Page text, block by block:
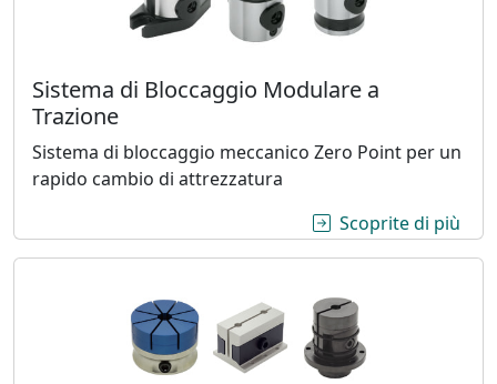
Sistema di Bloccaggio Modulare a
Trazione
Sistema di bloccaggio meccanico Zero Point per un
rapido cambio di attrezzatura
Scoprite di più